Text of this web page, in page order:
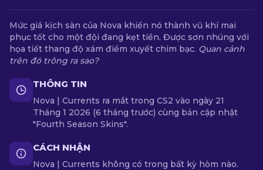
Mức giá kịch sàn của Nova khiến nó thành vũ khí mai
phục tốt cho một đội đang kẹt tiền. Được sơn nhúng với
họa tiết thang độ xám điểm xuyết chim bạc. Quan cảnh
trên đó trông ra sao?
THÔNG TIN
Nova | Currents ra mắt trong CS2 vào ngày 21
Tháng 1 2026 (6 tháng trước) cùng bản cập nhật
"Fourth Season Skins".
CÁCH NHẬN
Nova | Currents không có trong bất kỳ hòm nào.